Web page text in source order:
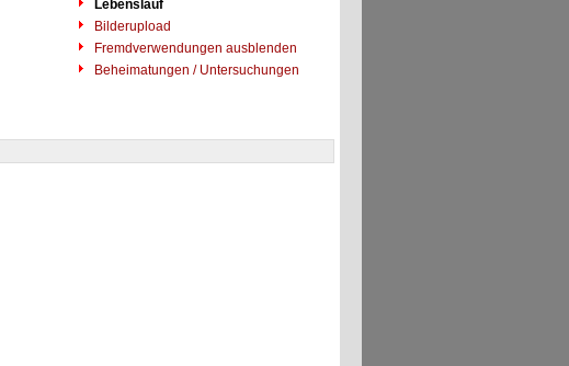
Lebenslauf
Bilderupload
Fremdverwendungen ausblenden
Beheimatungen / Untersuchungen